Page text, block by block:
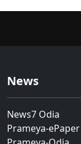
News
News7 Odia
Prameya-ePaper